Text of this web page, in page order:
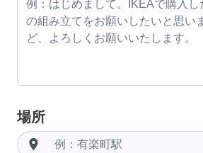
場所
room